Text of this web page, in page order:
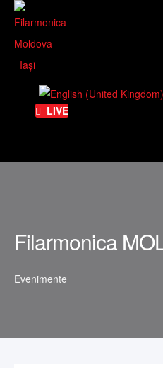
Căutare
...
LIVE
Filarmonica
Evenimente